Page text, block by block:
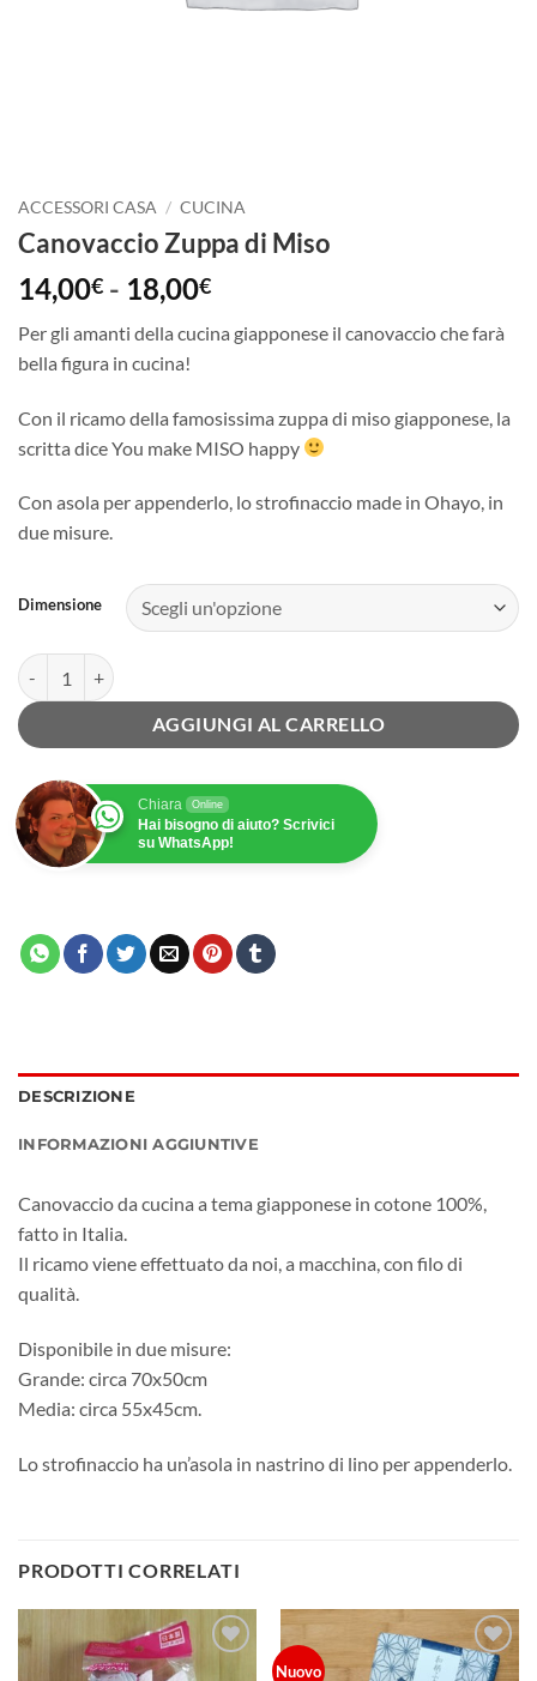
ACCESSORI CASA / CUCINA
Canovaccio Zuppa di Miso
14,00€ - 18,00€Fascia
prezzo:
a
18,00€
Per gli amanti della cucina giapponese il canovaccio che farà
bella figura in cucina!
Con il ricamo della famosissima zuppa di miso giapponese, la
scritta dice You make MISO happy
Con asola per appenderlo, lo strofinaccio made in Ohayo, in
due misure.
Dimensione
Canovaccio Zuppa di Miso quantità
AGGIUNGI AL CARRELLO
Chiara Online
Hai bisogno di aiuto? Scrivici
su WhatsApp!
DESCRIZIONE
INFORMAZIONI AGGIUNTIVE
Canovaccio da cucina a tema giapponese in cotone 100%,
fatto in Italia.
Il ricamo viene effettuato da noi, a macchina, con filo di
qualità.
Disponibile in due misure:
Grande: circa 70x50cm
Media: circa 55x45cm.
Lo strofinaccio ha un’asola in nastrino di lino per appenderlo.
PRODOTTI CORRELATI
Aggiungi
Nuovo
Aggiungi